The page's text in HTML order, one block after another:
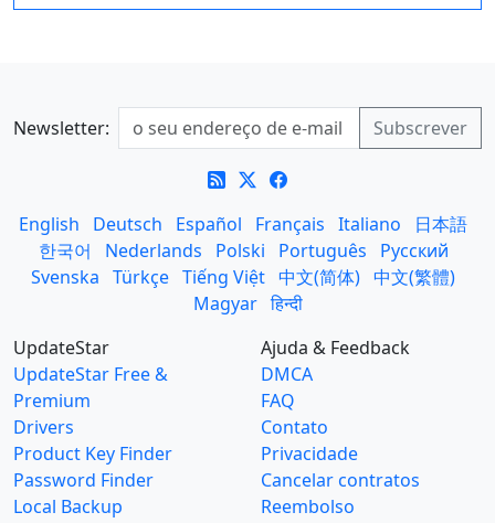
Newsletter:
English Deutsch Español Français Italiano
日本語
한국어
Nederlands Polski Português
Русский
Svenska Türkçe Tiếng Việt 中文(简体) 中文(繁體)
Magyar हिन्दी
UpdateStar
UpdateStar Free &
Premium
Drivers
Product Key Finder
Password Finder
Local Backup
Ajuda & Feedback
DMCA
FAQ
Contato
Privacidade
Cancelar contratos
Reembolso